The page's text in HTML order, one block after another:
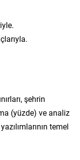
şehrin
(yüzde) ve analiz
temel